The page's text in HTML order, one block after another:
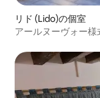
リド (Lido)の個室
アールヌーヴォー